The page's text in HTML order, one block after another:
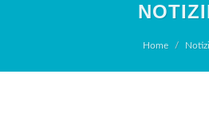
Home